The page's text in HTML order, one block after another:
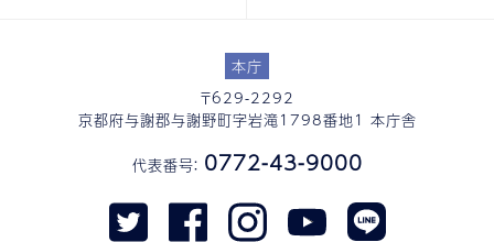
本庁
〒629-2292
京都府与謝郡与謝野町字岩滝1798番地1 本庁舎
代表番号： 0772-43-9000